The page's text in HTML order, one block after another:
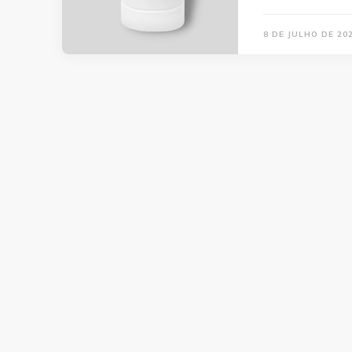
8 DE JULHO DE